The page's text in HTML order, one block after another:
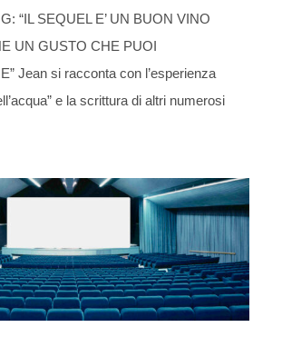
“IL SEQUEL E’ UN BUON VINO
UN GUSTO CHE PUOI
Jean si racconta con l’esperienza
e la scrittura di altri numerosi